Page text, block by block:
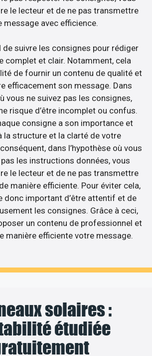
le lecteur et de ne pas transmettre
message avec efficience.
suivre les consignes pour rédiger
complet et clair. Notamment, cela
de fournir un contenu de qualité et
efficacement son message. Dans
vous ne suivez pas les consignes,
risque d’être incomplet ou confus.
consigne a son importance et
la structure et la clarté de votre
dans l’hypothèse où vous
les instructions données, vous
le lecteur et de ne pas transmettre
manière efficiente. Pour éviter cela,
donc important d’être attentif et de
les consignes. Grâce à ceci,
un contenu de professionnel et
manière efficiente votre message.
solaires :
étudiée